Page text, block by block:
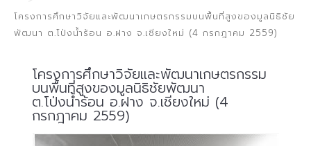
โครงการศึกษาวิจัยและพัฒนาเกษตรกรรมบนพื้นที่สูงของมูลนิธิชัย
พัฒนา ต.โป่งน้ำร้อน อ.ฝาง จ.เชียงใหม่ (4 กรกฎาคม 2559)
โครงการศึกษาวิจัยและพัฒนาเกษตรกรรม
บนพื้นที่สูงของมูลนิธิชัยพัฒนา
ต.โป่งน้ำร้อน อ.ฝาง จ.เชียงใหม่ (4
กรกฎาคม 2559)